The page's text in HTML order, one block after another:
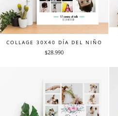
COLLAGE 30X40 DÍA DEL NIÑO
$28.990